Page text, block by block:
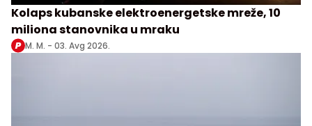
Kolaps kubanske elektroenergetske mreže, 10
miliona stanovnika u mraku
M. M. - 03. Avg 2026.